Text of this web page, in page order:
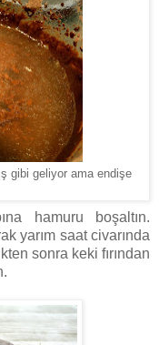
gibi geliyor ama endişe
hamuru boşaltın.
yarım saat civarında
sonra keki fırından